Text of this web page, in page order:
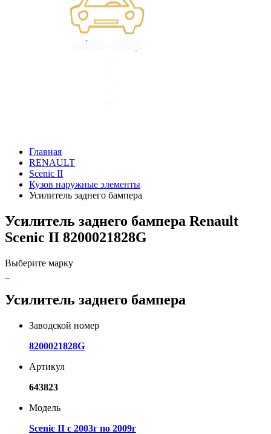
Главная
RENAULT
Scenic II
Кузов наружные элементы
Усилитель заднего бампера
Усилитель заднего бампера Renault
Scenic II 8200021828G
Выберите марку
Усилитель заднего бампера
Заводской номер
8200021828G
Артикул
643823
Модель
Scenic II с 2003г по 2009г